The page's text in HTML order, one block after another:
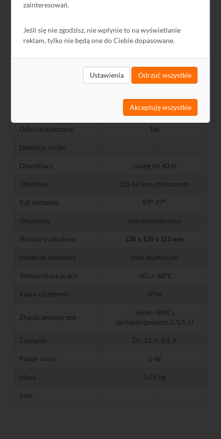
zainteresowań.
Jeśli się nie zgodzisz, nie wpłynie to na wyświetlanie
reklam, tylko nie będą one do Ciebie dopasowane.
Ustawienia Odrzuć wszystkie
Akceptuję wszystkie
Menu OSD
BLC Tak
WDR Tak, 120 dB
-
Odbicie lustrzane Tak
Detekcja ruchu -
Oświetlacz zasięg do 40 m
Obiektyw 2.8-12 mm, motozoom
Kąt widzenia 83°-27°
Obudowa wandaloodporna
Wymiary obudowy 134 x 124 x 114 mm
Materiał obudowy stop aluminium
Temperatura pracy -40...+ 60°C
Klasa szczelności IP66
Złącza zewnętrzne
wideo (BNC)
zasilanie (gniazdo 2,1/5,5)
Zasilanie DC 12 V; 0,5 A
Pobór mocy 6 W
Masa 0,75 kg
Inne -